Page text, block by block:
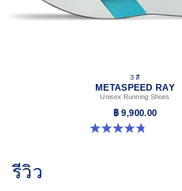
3 สี
METASPEED RAY
Unisex Running Shoes
฿ 9,900.00
4.8 จาก 5 ดาว 186 รีวิว